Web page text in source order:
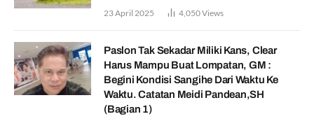
23 April 2025 4,050Views
Paslon Tak Sekadar Miliki Kans, Clear
Harus Mampu Buat Lompatan, GM :
Begini Kondisi Sangihe Dari Waktu Ke
Waktu. Catatan Meidi Pandean,SH
(Bagian 1)